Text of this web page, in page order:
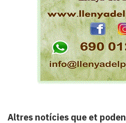
Altres notícies que et